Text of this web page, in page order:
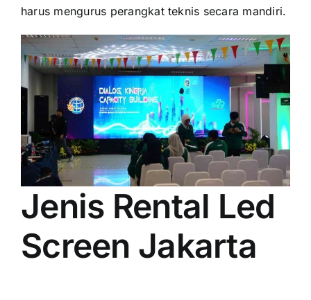
harus mengurus perangkat teknis secara mandiri.
Jenis Rental Led
Screen Jakarta